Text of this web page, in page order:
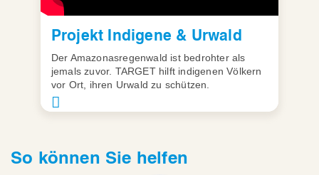
Projekt Indigene & Urwald
Der Amazonasregenwald ist bedrohter als
jemals zuvor. TARGET hilft indigenen Völkern
vor Ort, ihren Urwald zu schützen.
So können Sie helfen